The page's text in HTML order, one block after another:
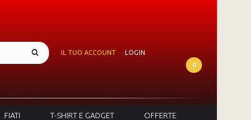
IL TUO ACCOUNT
LOGIN
0
FIATI T-SHIRT E GADGET OFFERTE